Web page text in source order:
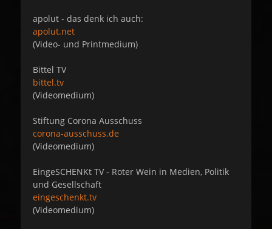
apolut - das denk ich auch:
apolut.net
(Video- und Printmedium)
Bittel TV
bittel.tv
(Videomedium)
Stiftung Corona Ausschuss
corona-ausschuss.de
(Videomedium)
EingeSCHENKt TV - Roter Wein in Medien, Politik
und Gesellschaft
eingeschenkt.tv
(Videomedium)